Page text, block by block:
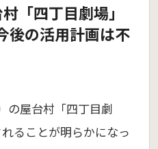
「四丁目劇場」
後の活用計画は不
の屋台村「四丁目劇
ることが明らかになっ